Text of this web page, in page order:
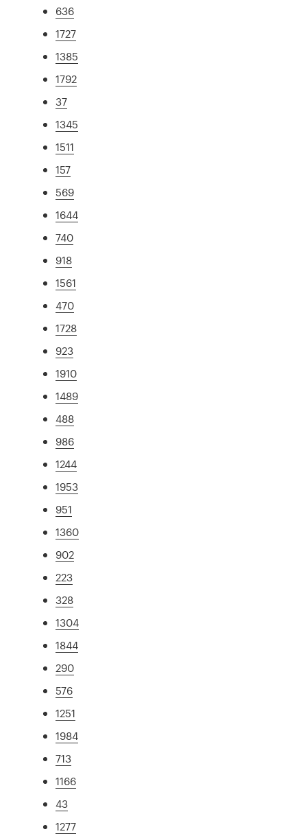
636
1727
1385
1792
37
1345
1511
157
569
1644
740
918
1561
470
1728
923
1910
1489
488
986
1244
1953
951
1360
902
223
328
1304
1844
290
576
1251
1984
713
1166
43
1277